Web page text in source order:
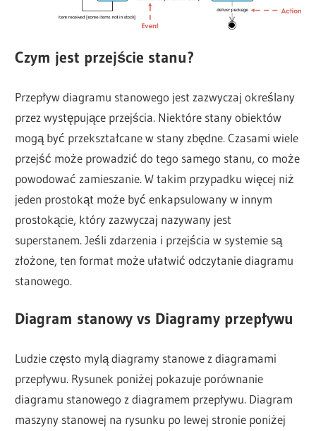
Czym jest przejście stanu?
Przepływ diagramu stanowego jest zazwyczaj określany
przez występujące przejścia. Niektóre stany obiektów
mogą być przekształcane w stany zbędne. Czasami wiele
przejść może prowadzić do tego samego stanu, co może
powodować zamieszanie. W takim przypadku więcej niż
jeden prostokąt może być enkapsulowany w innym
prostokącie, który zazwyczaj nazywany jest
superstanem. Jeśli zdarzenia i przejścia w systemie są
złożone, ten format może ułatwić odczytanie diagramu
stanowego.
Diagram stanowy vs Diagramy przepływu
Ludzie często mylą diagramy stanowe z diagramami
przepływu. Rysunek poniżej pokazuje porównanie
diagramu stanowego z diagramem przepływu. Diagram
maszyny stanowej na rysunku po lewej stronie poniżej